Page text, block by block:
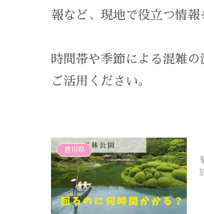
報など、現地で役立つ情報
時間帯や季節による混雑
ご活用ください。
香川県